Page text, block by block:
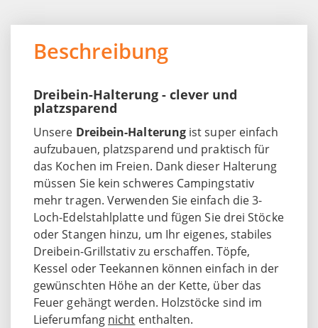
Beschreibung
Dreibein-Halterung - clever und
platzsparend
Unsere Dreibein-Halterung ist super einfach
aufzubauen, platzsparend und praktisch für
das Kochen im Freien. Dank dieser Halterung
müssen Sie kein schweres Campingstativ
mehr tragen. Verwenden Sie einfach die 3-
Loch-Edelstahlplatte und fügen Sie drei Stöcke
oder Stangen hinzu, um Ihr eigenes, stabiles
Dreibein-Grillstativ zu erschaffen. Töpfe,
Kessel oder Teekannen können einfach in der
gewünschten Höhe an der Kette, über das
Feuer gehängt werden. Holzstöcke sind im
Lieferumfang nicht enthalten.